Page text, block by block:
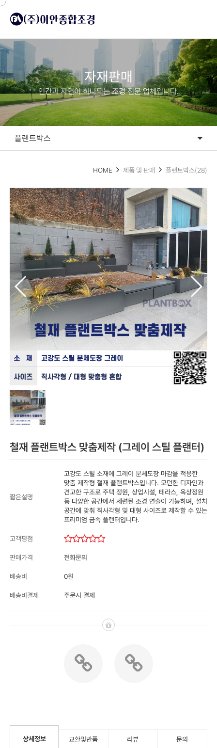
자재판매
인간과 자연이 하나되는 조경 전문 업체입니다.
플랜트박스
HOME 제품 및 판매 플랜트박스(28)
철재 플랜트박스 맞춤제작 (그레이 스틸 플랜터)
짧은설명
고강도 스틸 소재에 그레이 분체도장 마감을 적용한
맞춤 제작형 철재 플랜트박스입니다. 모던한 디자인과
견고한 구조로 주택 정원, 상업시설, 테라스, 옥상정원
등 다양한 공간에서 세련된 조경 연출이 가능하며, 설치
공간에 맞춰 직사각형 및 대형 사이즈로 제작할 수 있는
프리미엄 금속 플랜터입니다.
고객평점
판매가격 전화문의
배송비 0원
배송비결제 주문시 결제
상세정보 교환및반품 리뷰 문의